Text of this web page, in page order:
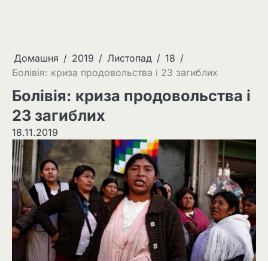
Домашня 2019 Листопад
18
Болівія: криза продовольства і 23 загиблих
Болівія: криза продовольства і
23 загиблих
18.11.2019